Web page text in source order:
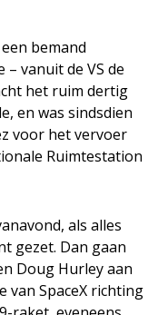
bemand
vanuit de VS de
het ruim dertig
en was sindsdien
voor het vervoer
Ruimtestation
als alles
gezet. Dan gaan
Doug Hurley aan
van SpaceX richting